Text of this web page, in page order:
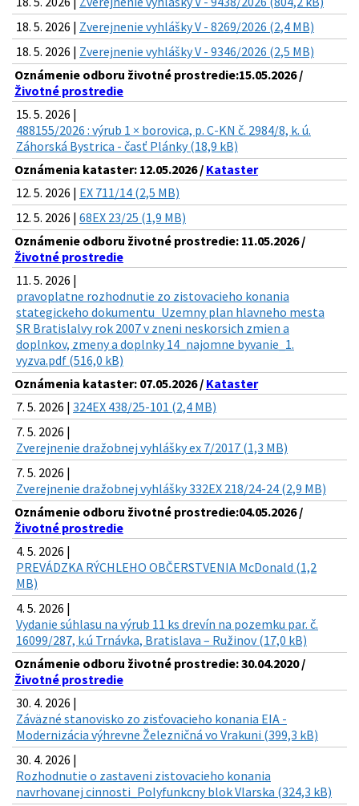
18. 5. 2026 | Zverejnenie vyhlášky V - 8269/2026 (2,4 MB)
18. 5. 2026 | Zverejnenie vyhlášky V - 9346/2026 (2,5 MB)
Oznámenie odboru životné prostredie:15.05.2026 /
Životné prostredie
15. 5. 2026 |
488155/2026 : výrub 1 × borovica, p. C-KN č. 2984/8, k. ú.
Záhorská Bystrica - časť Plánky (18,9 kB)
Oznámenia kataster: 12.05.2026 / Kataster
12. 5. 2026 | EX 711/14 (2,5 MB)
12. 5. 2026 | 68EX 23/25 (1,9 MB)
Oznámenie odboru životné prostredie: 11.05.2026 /
Životné prostredie
11. 5. 2026 |
pravoplatne rozhodnutie zo zistovacieho konania
stategickeho dokumentu_Uzemny plan hlavneho mesta
SR Bratislalvy rok 2007 v zneni neskorsich zmien a
doplnkov, zmeny a doplnky 14_najomne byvanie_1.
vyzva.pdf (516,0 kB)
Oznámenia kataster: 07.05.2026 / Kataster
7. 5. 2026 | 324EX 438/25-101 (2,4 MB)
7. 5. 2026 |
Zverejnenie dražobnej vyhlášky ex 7/2017 (1,3 MB)
7. 5. 2026 |
Zverejnenie dražobnej vyhlášky 332EX 218/24-24 (2,9 MB)
Oznámenie odboru životné prostredie:04.05.2026 /
Životné prostredie
4. 5. 2026 |
PREVÁDZKA RÝCHLEHO OBČERSTVENIA McDonald (1,2
MB)
4. 5. 2026 |
Vydanie súhlasu na výrub 11 ks drevín na pozemku par. č.
16099/287, k.ú Trnávka, Bratislava – Ružinov (17,0 kB)
Oznámenie odboru životné prostredie: 30.04.2020 /
Životné prostredie
30. 4. 2026 |
Záväzné stanovisko zo zisťovacieho konania EIA -
Modernizácia výhrevne Železničná vo Vrakuni (399,3 kB)
30. 4. 2026 |
Rozhodnutie o zastaveni zistovacieho konania
navrhovanej cinnosti_Polyfunkcny blok Vlarska (324,3 kB)